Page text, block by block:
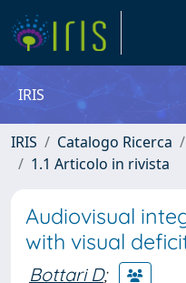
IRIS
IRIS Catalogo Ricerca
1.1 Articolo in rivista
Audiovisual
with visual
Bottari D;